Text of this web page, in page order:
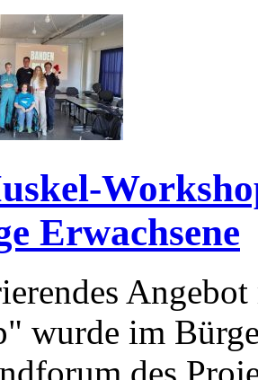
Erwachsene
wurde im